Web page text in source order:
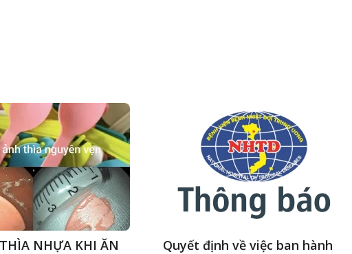
NHỰA KHI ĂN
Quyết định về việc ban hành